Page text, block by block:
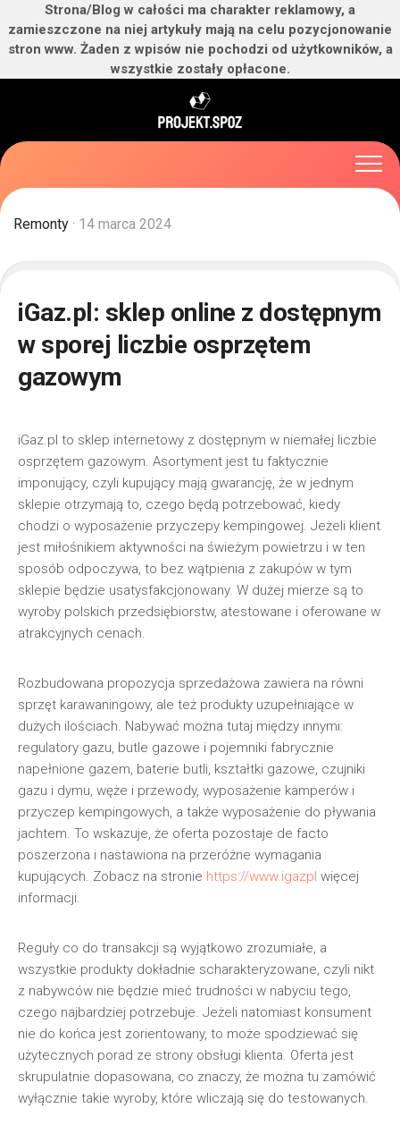
Strona/Blog w całości ma charakter reklamowy, a
zamieszczone na niej artykuły mają na celu pozycjonowanie
stron www. Żaden z wpisów nie pochodzi od użytkowników, a
wszystkie zostały opłacone.
Remonty · 14 marca 2024
iGaz.pl: sklep online z dostępnym
w sporej liczbie osprzętem
gazowym
iGaz.pl to sklep internetowy z dostępnym w niemałej liczbie
osprzętem gazowym. Asortyment jest tu faktycznie
imponujący, czyli kupujący mają gwarancję, że w jednym
sklepie otrzymają to, czego będą potrzebować, kiedy
chodzi o wyposażenie przyczepy kempingowej. Jeżeli klient
jest miłośnikiem aktywności na świeżym powietrzu i w ten
sposób odpoczywa, to bez wątpienia z zakupów w tym
sklepie będzie usatysfakcjonowany. W dużej mierze są to
wyroby polskich przedsiębiorstw, atestowane i oferowane w
atrakcyjnych cenach.
Rozbudowana propozycja sprzedażowa zawiera na równi
sprzęt karawaningowy, ale też produkty uzupełniające w
dużych ilościach. Nabywać można tutaj między innymi:
regulatory gazu, butle gazowe i pojemniki fabrycznie
napełnione gazem, baterie butli, kształtki gazowe, czujniki
gazu i dymu, węże i przewody, wyposażenie kamperów i
przyczep kempingowych, a także wyposażenie do pływania
jachtem. To wskazuje, że oferta pozostaje de facto
poszerzona i nastawiona na przeróżne wymagania
kupujących. Zobacz na stronie https://www.igazpl więcej
informacji.
Reguły co do transakcji są wyjątkowo zrozumiałe, a
wszystkie produkty dokładnie scharakteryzowane, czyli nikt
z nabywców nie będzie mieć trudności w nabyciu tego,
czego najbardziej potrzebuje. Jeżeli natomiast konsument
nie do końca jest zorientowany, to może spodziewać się
użytecznych porad ze strony obsługi klienta. Oferta jest
skrupulatnie dopasowana, co znaczy, że można tu zamówić
wyłącznie takie wyroby, które wliczają się do testowanych.